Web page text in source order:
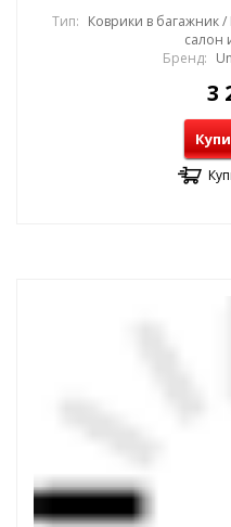
Тип: Коврики в багажник
салон
Бренд:
3